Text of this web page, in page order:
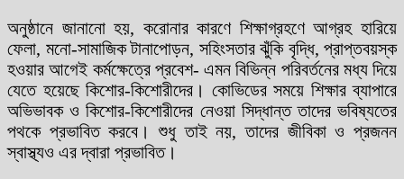
অনুষ্ঠানে জানানো হয়, করোনার কারণে শিক্ষাগ্রহণে আগ্রহ হারিয়ে
ফেলা, মনো-সামাজিক টানাপোড়ন, সহিংসতার ঝুঁকি বৃদ্ধি, প্রাপ্তবয়স্ক
হওয়ার আগেই কর্মক্ষেত্রে প্রবেশ- এমন বিভিন্ন পরিবর্তনের মধ্য দিয়ে
যেতে হয়েছে কিশোর-কিশোরীদের। কোভিডের সময়ে শিক্ষার ব্যাপারে
অভিভাবক ও কিশোর-কিশোরীদের নেওয়া সিদ্ধান্ত তাদের ভবিষ্যতের
পথকে প্রভাবিত করবে। শুধু তাই নয়, তাদের জীবিকা ও প্রজনন
স্বাস্থ্যও এর দ্বারা প্রভাবিত।